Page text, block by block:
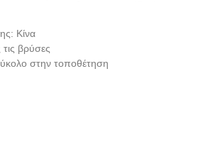
Κίνα
τις βρύσες
στην τοποθέτηση